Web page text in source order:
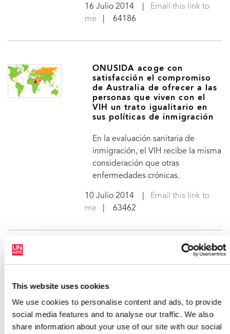
This website uses cookies
We use cookies to personalise content and ads, to provide
social media features and to analyse our traffic. We also
share information about your use of our site with our social
16 Julio 2014|
Email this link to
me | 64186
ONUSIDA acoge con
satisfacción el compromiso
de Australia de ofrecer a las
personas que viven con el
VIH un trato igualitario en
sus políticas de inmigración
En la evaluación sanitaria de
inmigración, el VIH recibe la misma
consideración que otras
enfermedades crónicas.
10 Julio 2014|
Email this link to
me | 63462
La Junta de ONUSIDA hace
una amenaza para la salud
Tras tres días de debates, ha
concluido en Ginebra la 34ª